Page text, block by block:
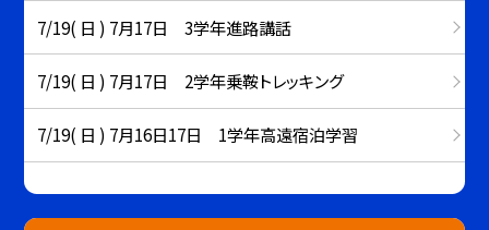
7/19( 日 ) 7月17日 3学年進路講話
7/19( 日 ) 7月17日 2学年乗鞍トレッキング
7/19( 日 ) 7月16日17日 1学年高遠宿泊学習